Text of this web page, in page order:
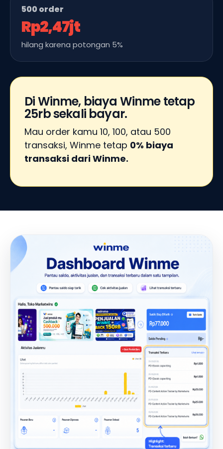
500 order
Rp2,47jt
hilang karena potongan 5%
Di Winme, biaya Winme tetap
25rb sekali bayar.
Mau order kamu 10, 100, atau 500
transaksi, Winme tetap 0% biaya
transaksi dari Winme.